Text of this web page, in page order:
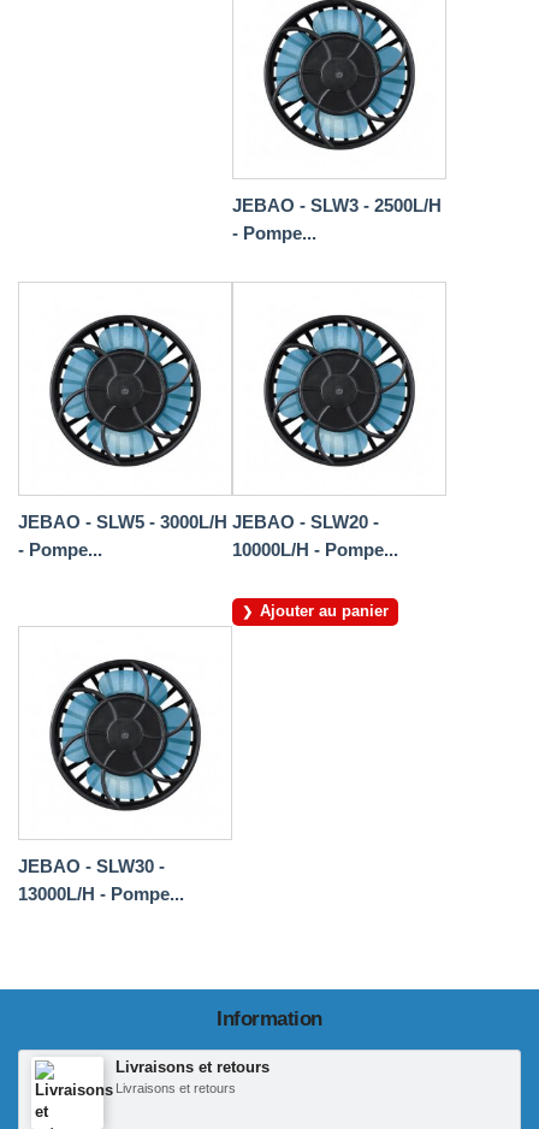
JEBAO - SLW3 - 2500L/H
- Pompe...
JEBAO - SLW5 - 3000L/H
- Pompe...
JEBAO - SLW20 -
10000L/H - Pompe...
Ajouter au panier
JEBAO - SLW30 -
13000L/H - Pompe...
Information
Livraisons et retours
Livraisons et retours